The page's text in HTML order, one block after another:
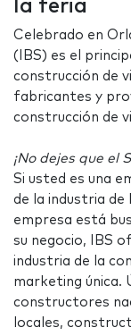
la feria
Celebrado en
(IBS) es el
construcción de
fabricantes y
construcción de
¡No dejes que el
Si usted es una
de la industria de
empresa está
su negocio, IBS
industria de la
marketing única.
constructores
locales,